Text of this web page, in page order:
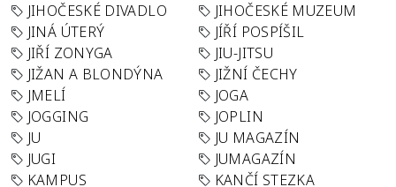
JIHOČESKÉ DIVADLO
JIHOČESKÉ MUZEUM
JINÁ ÚTERÝ
JÍŘÍ POSPÍŠIL
JIŘÍ ZONYGA
JIU-JITSU
JIŽAN A BLONDÝNA
JIŽNÍ ČECHY
JMELÍ
JOGA
JOGGING
JOPLIN
JU
JU MAGAZÍN
JUGI
JUMAGAZÍN
KAMPUS
KANČÍ STEZKA